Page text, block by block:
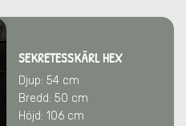
SEKRETESSKÄRL HEX
Djup: 54 cm
Bredd: 50 cm
Höjd: 106 cm